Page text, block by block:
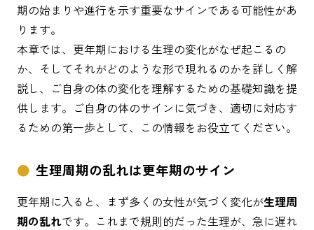
期の始まりや進行を示す重要なサインである可能性があ
ります。
本章では、更年期における生理の変化がなぜ起こるの
か、そしてそれがどのような形で現れるのかを詳しく解
説し、ご自身の体の変化を理解するための基礎知識を提
供します。ご自身の体のサインに気づき、適切に対応す
るための第一歩として、この情報をお役立てください。
生理周期の乱れは更年期のサイン
更年期に入ると、まず多くの女性が気づく変化が生理周
期の乱れです。これまで規則的だった生理が、急に遅れ